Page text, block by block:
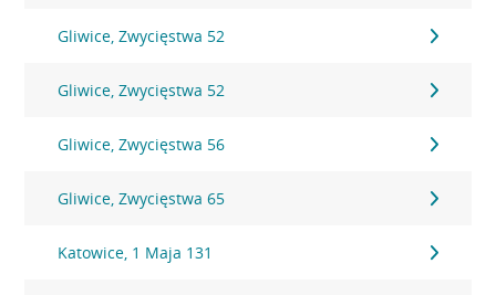
Gliwice, Zwycięstwa 52
Gliwice, Zwycięstwa 52
Gliwice, Zwycięstwa 56
Gliwice, Zwycięstwa 65
Katowice, 1 Maja 131